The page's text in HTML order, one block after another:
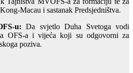
Macau i sastanak Predsjedništva.
u: Da svjetlo Duha Svetoga vodi
OFS-a i vijeća koji su odgovorni za
poziva.